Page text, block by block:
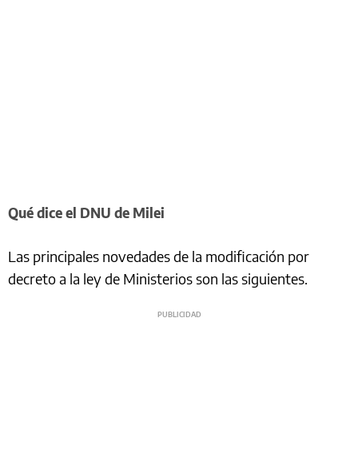
Qué dice el DNU de Milei
Las principales novedades de la modificación por
decreto a la ley de Ministerios son las siguientes.